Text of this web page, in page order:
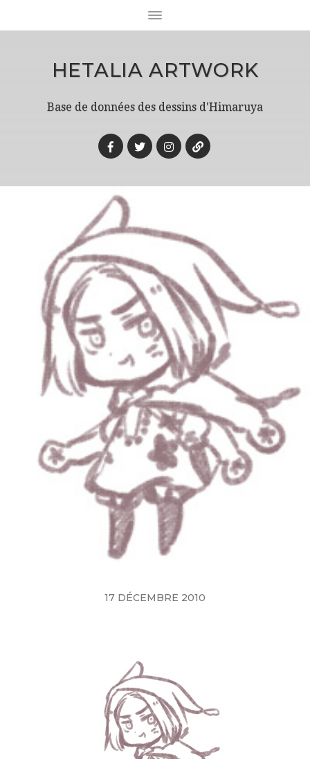
HETALIA ARTWORK
Base de données des dessins d'Himaruya
17 DÉCEMBRE 2010